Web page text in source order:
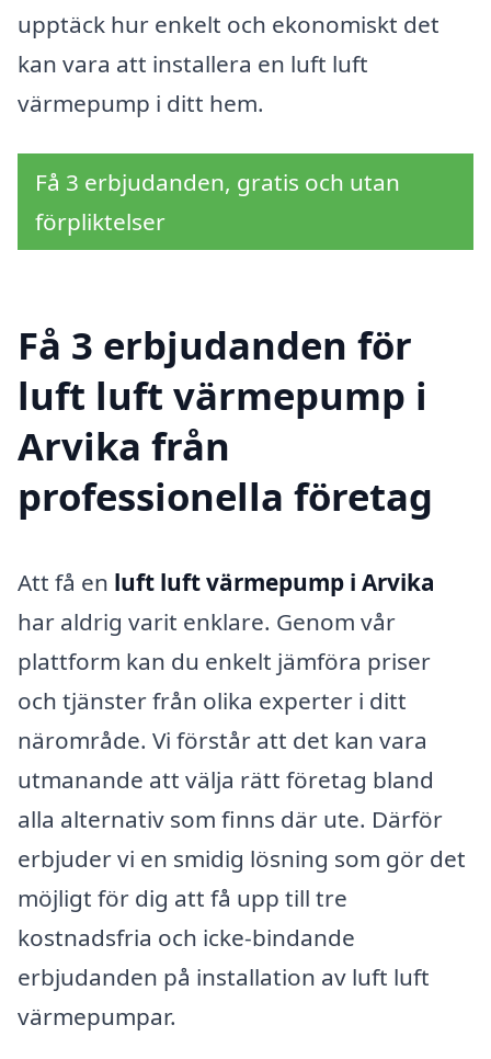
upptäck hur enkelt och ekonomiskt det
kan vara att installera en luft luft
värmepump i ditt hem.
Få 3 erbjudanden, gratis och utan
förpliktelser
Få 3 erbjudanden för
luft luft värmepump i
Arvika från
professionella företag
Att få en luft luft värmepump i Arvika
har aldrig varit enklare. Genom vår
plattform kan du enkelt jämföra priser
och tjänster från olika experter i ditt
närområde. Vi förstår att det kan vara
utmanande att välja rätt företag bland
alla alternativ som finns där ute. Därför
erbjuder vi en smidig lösning som gör det
möjligt för dig att få upp till tre
kostnadsfria och icke-bindande
erbjudanden på installation av luft luft
värmepumpar.